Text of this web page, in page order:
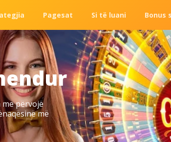
Pagesat Si të luani Bonus
me përvojë
më